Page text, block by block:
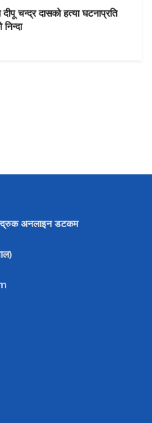
दीपू चन्द्र दासको हत्या घटनाप्रति
गुन्द्रुक अनलाइन डटकम